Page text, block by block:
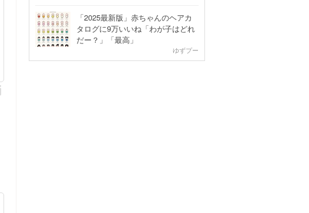
「2025最新版」赤ちゃんのヘアカ
タログに9万いいね「わが子はどれ
だー？」「最高」
ゆずプー